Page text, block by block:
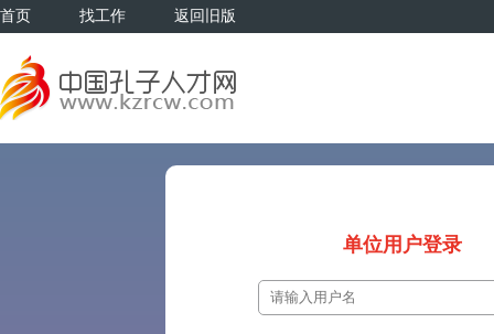
首页 找工作 返回旧版
单位用户登录